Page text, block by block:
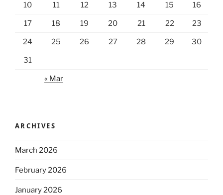
10 11 12 13 14 15 16
17 18 19 20 21 22 23
24 25 26 27 28 29 30
31
« Mar
ARCHIVES
March 2026
February 2026
January 2026